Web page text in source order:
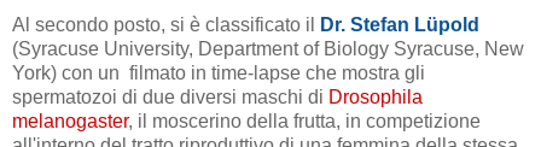
Al secondo posto, si è classificato il
Dr. Stefan Lüpold
(Syracuse University, Department of Biology Syracuse, New
York) con un filmato in time-lapse che mostra gli
spermatozoi di due diversi maschi di Drosophila
melanogaster, il moscerino della frutta, in competizione